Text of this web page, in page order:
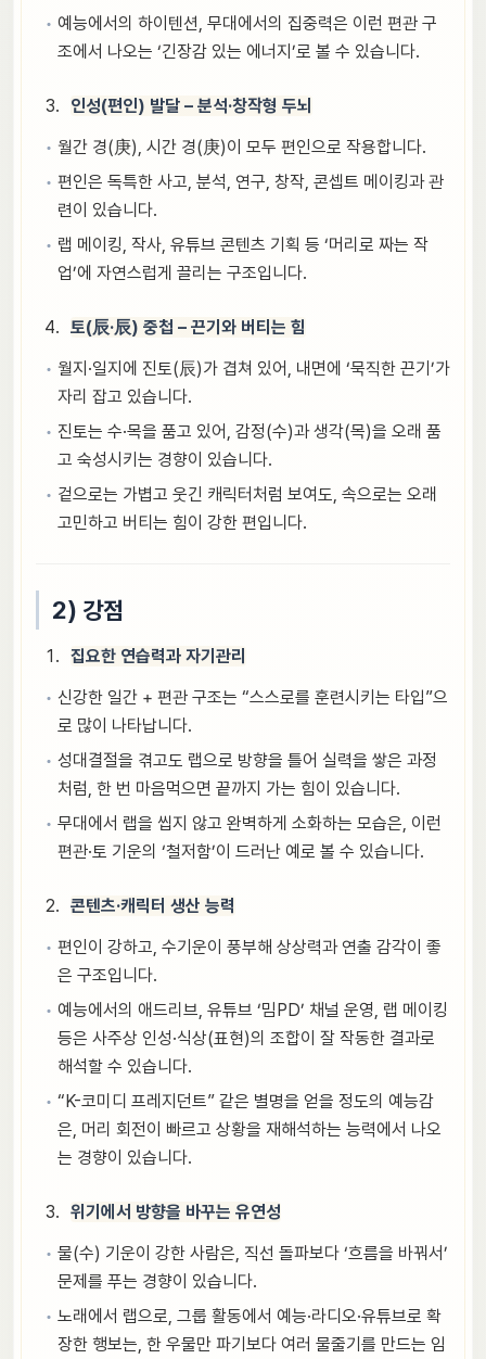
예능에서의 하이텐션, 무대에서의 집중력은 이런 편관 구
조에서 나오는 ‘긴장감 있는 에너지’로 볼 수 있습니다.
인성(편인) 발달 – 분석·창작형 두뇌
월간 경(庚), 시간 경(庚)이 모두 편인으로 작용합니다.
편인은 독특한 사고, 분석, 연구, 창작, 콘셉트 메이킹과 관
련이 있습니다.
랩 메이킹, 작사, 유튜브 콘텐츠 기획 등 ‘머리로 짜는 작
업’에 자연스럽게 끌리는 구조입니다.
토(辰·辰) 중첩 – 끈기와 버티는 힘
월지·일지에 진토(辰)가 겹쳐 있어, 내면에 ‘묵직한 끈기’가
자리 잡고 있습니다.
진토는 수·목을 품고 있어, 감정(수)과 생각(목)을 오래 품
고 숙성시키는 경향이 있습니다.
겉으로는 가볍고 웃긴 캐릭터처럼 보여도, 속으로는 오래
고민하고 버티는 힘이 강한 편입니다.
2) 강점
집요한 연습력과 자기관리
신강한 일간 + 편관 구조는 “스스로를 훈련시키는 타입”으
로 많이 나타납니다.
성대결절을 겪고도 랩으로 방향을 틀어 실력을 쌓은 과정
처럼, 한 번 마음먹으면 끝까지 가는 힘이 있습니다.
무대에서 랩을 씹지 않고 완벽하게 소화하는 모습은, 이런
편관·토 기운의 ‘철저함’이 드러난 예로 볼 수 있습니다.
콘텐츠·캐릭터 생산 능력
편인이 강하고, 수기운이 풍부해 상상력과 연출 감각이 좋
은 구조입니다.
예능에서의 애드리브, 유튜브 ‘밈PD’ 채널 운영, 랩 메이킹
등은 사주상 인성·식상(표현)의 조합이 잘 작동한 결과로
해석할 수 있습니다.
“K-코미디 프레지던트” 같은 별명을 얻을 정도의 예능감
은, 머리 회전이 빠르고 상황을 재해석하는 능력에서 나오
는 경향이 있습니다.
위기에서 방향을 바꾸는 유연성
물(수) 기운이 강한 사람은, 직선 돌파보다 ‘흐름을 바꿔서’
문제를 푸는 경향이 있습니다.
노래에서 랩으로, 그룹 활동에서 예능·라디오·유튜브로 확
장한 행보는, 한 우물만 파기보다 여러 물줄기를 만드는 임